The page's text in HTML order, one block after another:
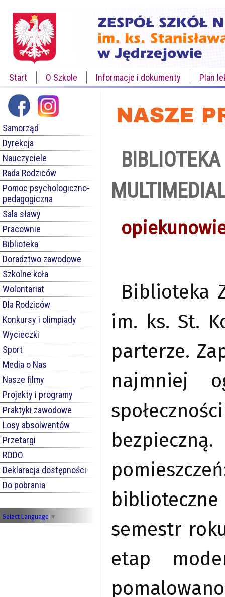
Start O Szkole Informacje i dokumenty Plan
Samorząd
Dyrekcja
Nauczyciele
Rada Rodziców
Pomoc psychologiczno-
pedagogiczna
Sala sławy
Pracownie
Biblioteka
Doradztwo zawodowe
Szkolne koła
Wolontariat
Dla Rodziców
Konkursy i olimpiady
Wycieczki
Sport
Media o Nas
Nasze filmy
Projekty i programy
Praktyki zawodowe
Losy absolwentów
Przetargi
RODO
Deklaracja dostępności
Do pobrania
Select Language ▼
NASZE
Biblioteka
im. ks. St.
parterze.
najmniej
semestr
etap